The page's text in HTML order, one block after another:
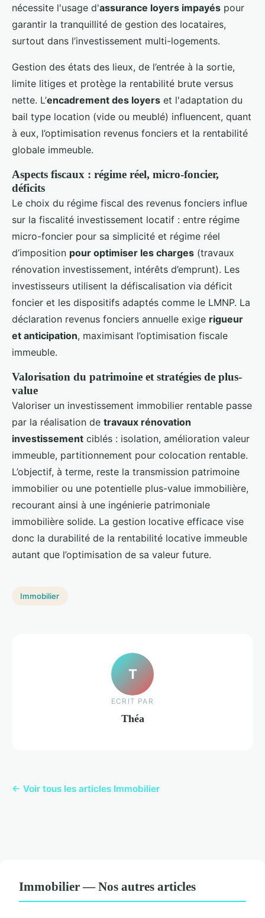
nécessite l'usage d'assurance loyers impayés pour
garantir la tranquillité de gestion des locataires,
surtout dans l’investissement multi-logements.
Gestion des états des lieux, de l’entrée à la sortie,
limite litiges et protège la rentabilité brute versus
nette. L’encadrement des loyers et l'adaptation du
bail type location (vide ou meublé) influencent, quant
à eux, l’optimisation revenus fonciers et la rentabilité
globale immeuble.
Aspects fiscaux : régime réel, micro-foncier,
déficits
Le choix du régime fiscal des revenus fonciers influe
sur la fiscalité investissement locatif : entre régime
micro-foncier pour sa simplicité et régime réel
d’imposition pour optimiser les charges (travaux
rénovation investissement, intérêts d’emprunt). Les
investisseurs utilisent la défiscalisation via déficit
foncier et les dispositifs adaptés comme le LMNP. La
déclaration revenus fonciers annuelle exige rigueur
et anticipation, maximisant l’optimisation fiscale
immeuble.
Valorisation du patrimoine et stratégies de plus-
value
Valoriser un investissement immobilier rentable passe
par la réalisation de travaux rénovation
investissement ciblés : isolation, amélioration valeur
immeuble, partitionnement pour colocation rentable.
L’objectif, à terme, reste la transmission patrimoine
immobilier ou une potentielle plus-value immobilière,
recourant ainsi à une ingénierie patrimoniale
immobilière solide. La gestion locative efficace vise
donc la durabilité de la rentabilité locative immeuble
autant que l’optimisation de sa valeur future.
Immobilier
T
ECRIT PAR
Théa
← Voir tous les articles Immobilier
Immobilier — Nos autres articles